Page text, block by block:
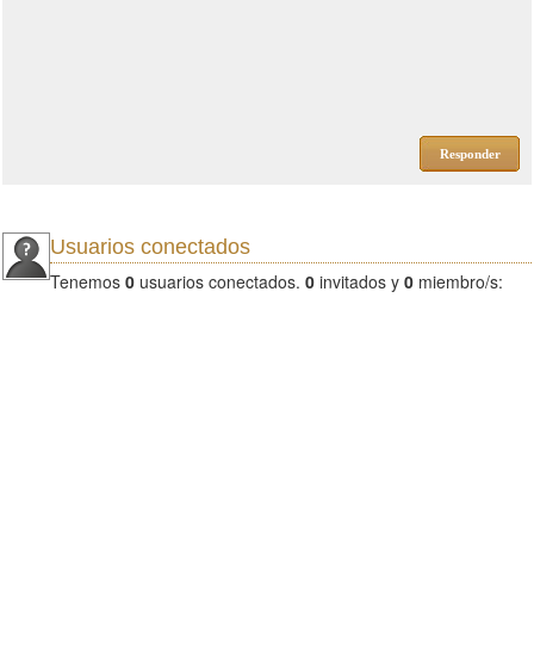
Responder
Usuarios conectados
Tenemos 0 usuarios conectados. 0 invitados y 0 miembro/s: